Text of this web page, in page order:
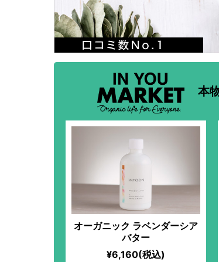
本
オーガニック ラベンダーシア
バター
¥6,160(税込)